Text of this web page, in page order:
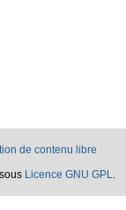
de contenu libre
Licence GNU GPL.